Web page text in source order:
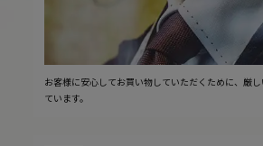
お客様に安心してお買い物していただくために、厳
ています。